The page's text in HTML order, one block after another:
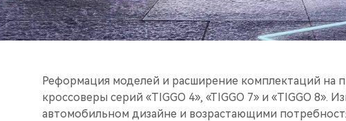
Реформация моделей и расширение комплектаций на
кроссоверы серий «TIGGO 4», «TIGGO 7» и «TIGGO
автомобильном дизайне и возрастающими